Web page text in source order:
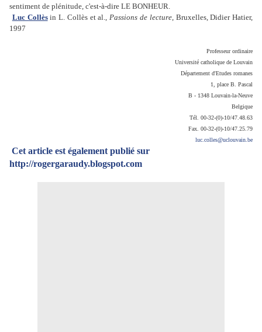
sentiment de plénitude, c'est-à-dire LE BONHEUR.
Luc Collèsin L. Collès et al.,Passions de lecture, Bruxelles, Didier Hatier,
1997
Professeur ordinaire
Université catholique de Louvain
Département d'Etudes romanes
1, place B. Pascal
B - 1348 Louvain-la-Neuve
Belgique
Tél. 00-32-(0)-10/47.48.63
Fax. 00-32-(0)-10/47.25.79
luc.colles@uclouvain.be
Cet article est également publié sur
http://rogergaraudy.blogspot.com